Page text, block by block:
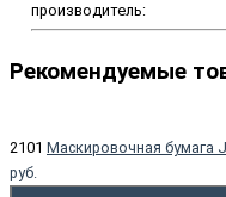
производитель:
Рекомендуемые
2101 Маскировочная бумага
руб.